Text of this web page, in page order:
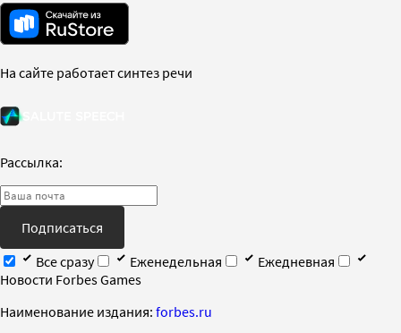
На сайте работает синтез речи
Рассылка:
Подписаться
Все сразу
Еженедельная
Ежедневная
Новости Forbes Games
Наименование издания: forbes.ru